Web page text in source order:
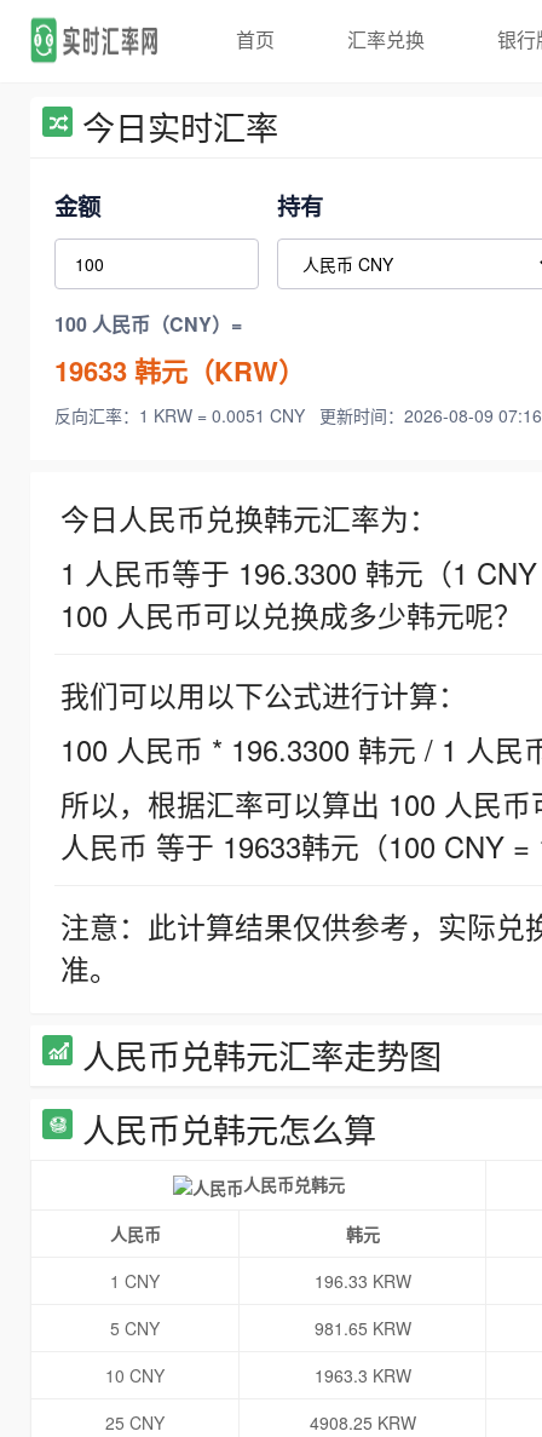
首页 汇率兑换 银行
今日实时汇率
金额 持有
100 人民币（CNY）=
19633韩元（KRW）
反向汇率：1 KRW = 0.0051 CNY 更新时间：2026-08-09
今日人民币兑换韩元汇率为：
1 人民币等于 196.3300 韩元（1
100 人民币可以兑换成多少韩元呢？
我们可以用以下公式进行计算：
100 人民币 * 196.3300 韩元 / 1 人民
所以，根据汇率可以算出 100 人民
人民币 等于 19633韩元（100 CNY =
注意：此计算结果仅供参考，实际
准。
人民币兑韩元汇率走势图
人民币兑韩元怎么算
人民币兑韩元
人民币
韩元
1 CNY
196.33 KRW
5 CNY
981.65 KRW
10 CNY
1963.3 KRW
25 CNY
4908.25 KRW